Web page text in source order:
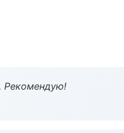
Рекомендую!